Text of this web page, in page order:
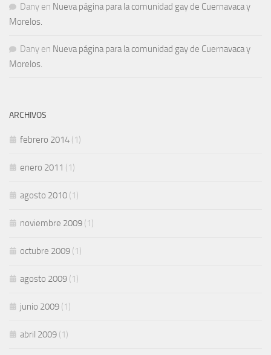
Dany en Nueva página para la comunidad gay de Cuernavaca y
Morelos.
Dany en Nueva página para la comunidad gay de Cuernavaca y
Morelos.
ARCHIVOS
febrero 2014 (1)
enero 2011 (1)
agosto 2010 (1)
noviembre 2009 (1)
octubre 2009 (1)
agosto 2009 (1)
junio 2009 (1)
abril 2009 (1)